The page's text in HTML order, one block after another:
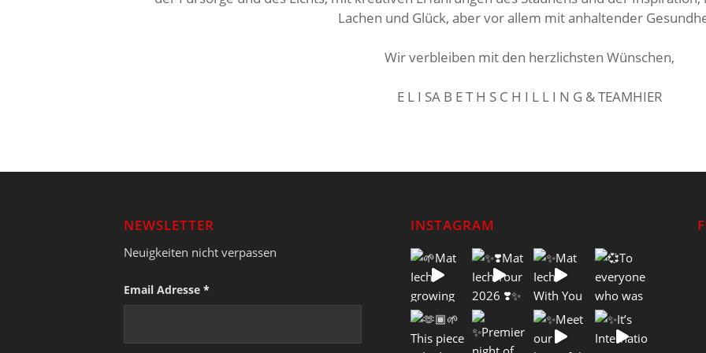
Lachen und Glück, aber vor allem mit anhaltender
Wir verbleiben mit den herzlichsten Wünschen,
E L I SA B E T H S C H I L L I N G & TEAMHIER
NEWSLETTER
Neuigkeiten nicht verpassen
Email Adresse *
INSTAGRAM